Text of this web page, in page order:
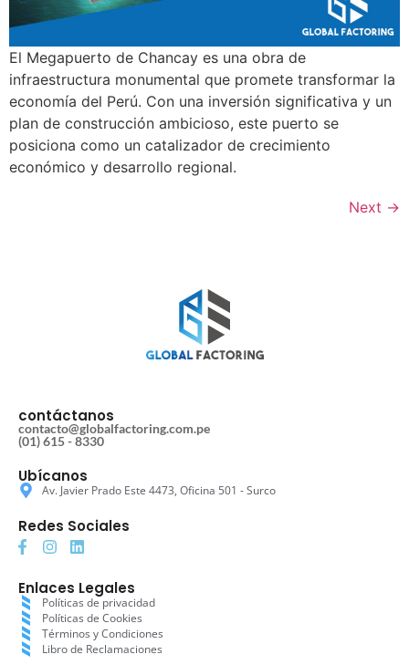
El Megapuerto de Chancay es una obra de
infraestructura monumental que promete transformar la
economía del Perú. Con una inversión significativa y un
plan de construcción ambicioso, este puerto se
posiciona como un catalizador de crecimiento
económico y desarrollo regional.
Next →
contáctanos
contacto@globalfactoring.com.pe
(01) 615 - 8330
Ubícanos
Av. Javier Prado Este 4473, Oficina 501 - Surco
Redes Sociales
Enlaces Legales
Políticas de privacidad
Políticas de Cookies
Términos y Condiciones
Libro de Reclamaciones